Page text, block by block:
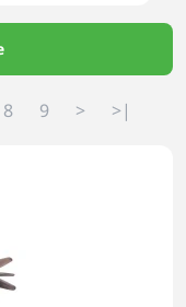
8 9 > >|